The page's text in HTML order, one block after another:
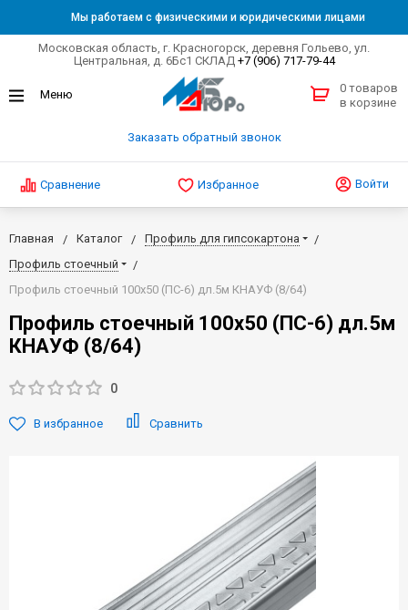
Мы работаем с физическими и юридическими лицами
Московская область, г. Красногорск, деревня Гольево, ул.
Центральная, д. 6Бс1 СКЛАД +7 (906) 717-79-44
Заказать обратный звонок
0 товаров
в корзине
Сравнение Избранное Войти
Главная Каталог
Профиль для гипсокартона
Профиль стоечный
Профиль стоечный 100х50 (ПС-6) дл.5м КНАУФ (8/64)
Профиль стоечный 100х50 (ПС-6) дл.5м
КНАУФ (8/64)
0
В избранное Сравнить